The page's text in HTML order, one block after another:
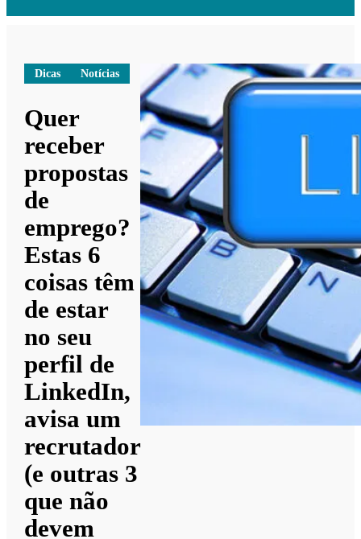
Dicas Notícias
Quer
receber
propostas
de
emprego?
Estas 6
coisas têm
de estar
no seu
perfil de
LinkedIn,
avisa um
recrutador
(e outras 3
que não
devem